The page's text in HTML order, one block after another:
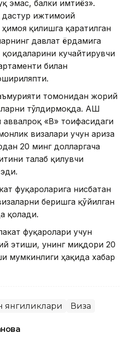
эмас, балки имтиёз».
дастур ижтимоий
қилишга қаратилган
давлат ёрдамига
кучайтирувчи
билан
томонидан жорий
тўлдирмоқда. АҚШ
«B» тоифасидаги
визалари учун ариза
20 минг долларгача
талаб қилувчи
фуқароларига нисбатан
беришга қўйилган
қолади.
фуқаролари учун
этиши, унинг миқдори 20
мумкинлиги ҳақида хабар
янгиликлари Виза